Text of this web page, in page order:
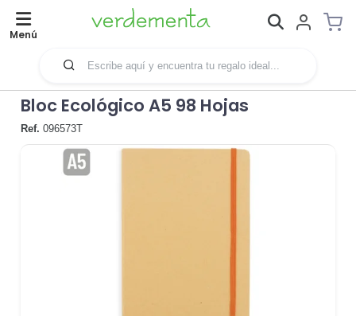
Menú
Bloc Ecológico A5 98 Hojas
Ref. 096573T